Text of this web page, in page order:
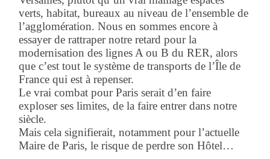
verts, habitat, bureaux au niveau de l’ensemble de
l’agglomération. Nous en sommes encore à
essayer de rattraper notre retard pour la
modernisation des lignes A ou B du RER, alors
que c’est tout le système de transports de l’Île de
France qui est à repenser.
Le vrai combat pour Paris serait d’en faire
exploser ses limites, de la faire entrer dans notre
siècle.
Mais cela signifierait, notamment pour l’actuelle
Maire de Paris, le risque de perdre son Hôtel…